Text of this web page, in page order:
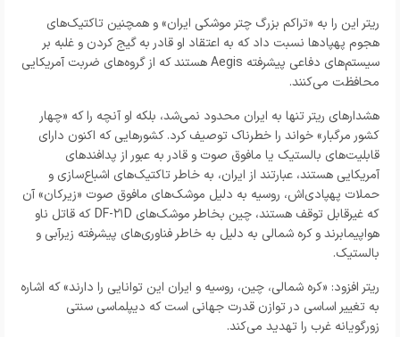
ریتر این را به «تراکم بزرگ چتر موشکی ایران» و همچنین تاکتیک‌های
هجوم پهپاد‌ها نسبت داد که به اعتقاد او قادر به گیج کردن و غلبه بر
سیستم‌های دفاعی پیشرفته Aegis هستند که از گروه‌های ضربت آمریکایی
محافظت می‌کنند.
هشدار‌های ریتر تنها به ایران محدود نمی‌شد، بلکه او آنچه را که «چهار
کشور مرگبار» خواند را خطرناک توصیف کرد. کشور‌هایی که اکنون دارای
قابلیت‌های بالستیک یا مافوق صوت و قادر به عبور از پدافند‌های
آمریکایی هستند، عبارتند از ایران، به خاطر تاکتیک‌های اشباع‌سازی و
حملات پهپادی‌اش، روسیه به دلیل موشک‌های مافوق صوت «زیرکان» آن
که غیرقابل توقف هستند، چین بخاطر موشک‌های DF-۲۱D که قاتل ناو
هواپیمابرند و کره شمالی به دلیل به خاطر فناوری‌های پیشرفته زیرآبی و
بالستیک.
ریتر افزود: «کره شمالی، چین، روسیه و ایران این توانایی را دارند» که اشاره
به تغییر اساسی در توازن قدرت جهانی است که دیپلماسی سنتی
زورگویانه غرب را تهدید می‌کند.